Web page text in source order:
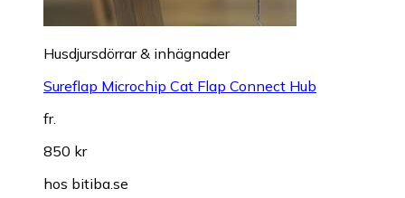
Husdjursdörrar & inhägnader
Sureflap Microchip Cat Flap Connect Hub
fr.
850 kr
hos bitiba.se